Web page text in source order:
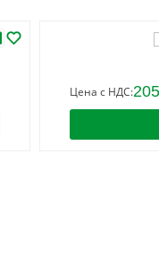
Цена с НДС: